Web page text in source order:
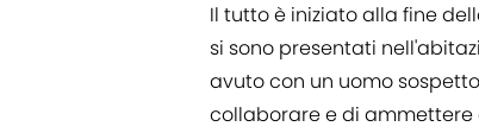
Il tutto è iniziato alla fine
si sono presentati
avuto con un uomo
collaborare e di ammettere